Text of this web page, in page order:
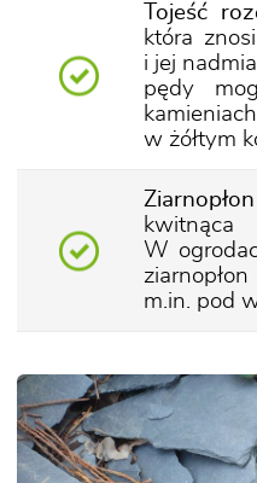
Tojeść
która
i jej
pędy
w żółtym
Ziarnopłon
W
m.in. pod